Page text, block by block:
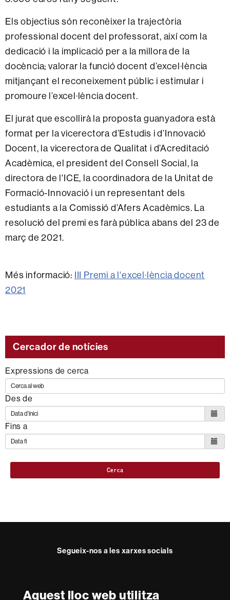
Aquest lloc web utilitza
Els objectius són reconèixer la trajectòria
professional docent del professorat, així com la
dedicació i la implicació per a la millora de la
docència; valorar la funció docent d’excel·lència
mitjançant el reconeixement públic i estimular i
promoure l’excel·lència docent.
El jurat que escollirà la proposta guanyadora està
format per la vicerectora d’Estudis i d’Innovació
Docent, la vicerectora de Qualitat i d’Acreditació
Acadèmica, el president del Consell Social, la
directora de l'ICE, la coordinadora de la Unitat de
Formació-Innovació i un representant dels
estudiants a la Comissió d’Afers Acadèmics. La
resolució del premi es farà pública abans del 23 de
març de 2021.
Més informació: III Premi a l'excel·lència docent
2021
Cercador de notícies
Expressions de cerca
Des de
Fins a
Cerca
Segueix-nos a les xarxes socials
FacultatUAB